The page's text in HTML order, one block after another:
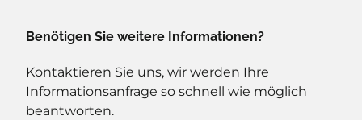
Benötigen Sie weitere Informationen?
Kontaktieren Sie uns, wir werden Ihre
Informationsanfrage so schnell wie möglich
beantworten.